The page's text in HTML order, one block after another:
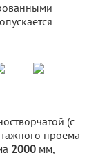
(с
проема
2000 мм,